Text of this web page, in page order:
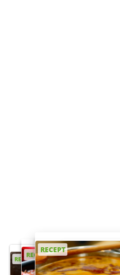
RECEPT
RECEPT
RECEPT
RECEPT
RECEPT